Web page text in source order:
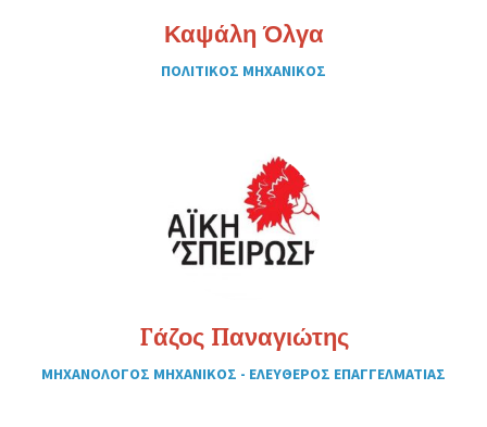
Καψάλη Όλγα
ΠΟΛΙΤΙΚΟΣ ΜΗΧΑΝΙΚΟΣ
Γάζος Παναγιώτης
ΜΗΧΑΝΟΛΟΓΟΣ ΜΗΧΑΝΙΚΟΣ - ΕΛΕΥΘΕΡΟΣ ΕΠΑΓΓΕΛΜΑΤΙΑΣ